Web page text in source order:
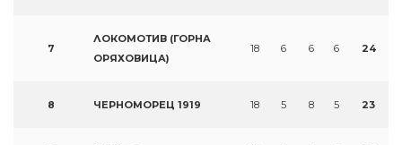
7
ЛОКОМОТИВ (ГОРНА
ОРЯХОВИЦА)
18 6 6 6 24
8 ЧЕРНОМОРЕЦ 1919 18 5 8 5 23